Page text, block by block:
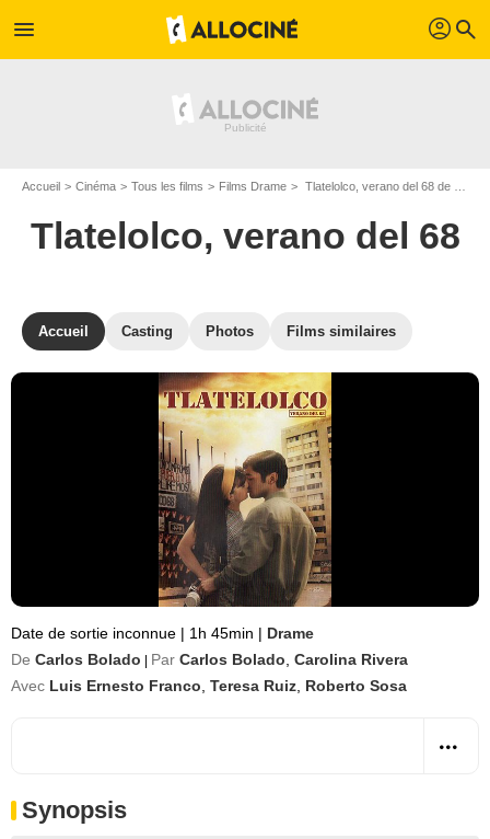
menu profil search
Accueil Cinéma Tous les films Films Drame Tlatelolco, verano del 68 de Carlos Bolado
Tlatelolco, verano del 68
Accueil Casting Photos Films similaires
Date de sortie inconnue | 1h 45min | Drame
De Carlos Bolado Par Carlos Bolado Carolina Rivera
Avec Luis Ernesto Franco Teresa Ruiz Roberto Sosa
Synopsis